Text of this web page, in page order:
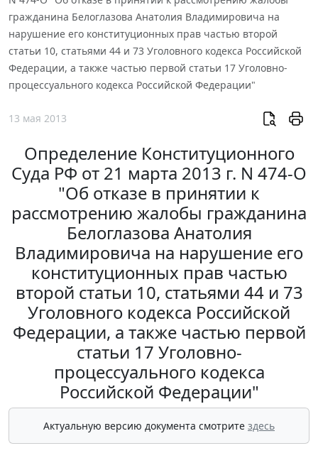
гражданина Белоглазова Анатолия Владимировича на
нарушение его конституционных прав частью второй
статьи 10, статьями 44 и 73 Уголовного кодекса Российской
Федерации, а также частью первой статьи 17 Уголовно-
процессуального кодекса Российской Федерации"
13 мая 2013
Определение Конституционного
Суда РФ от 21 марта 2013 г. N 474-О
"Об отказе в принятии к
рассмотрению жалобы гражданина
Белоглазова Анатолия
Владимировича на нарушение его
конституционных прав частью
второй статьи 10, статьями 44 и 73
Уголовного кодекса Российской
Федерации, а также частью первой
статьи 17 Уголовно-
процессуального кодекса
Российской Федерации"
Актуальную версию документа смотрите здесь